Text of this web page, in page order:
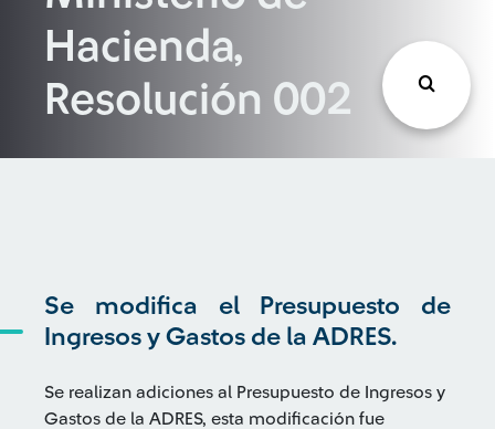
Buscar
Hacienda,
Resolución 002
Se modifica el Presupuesto de
Ingresos y Gastos de la ADRES.
Se realizan adiciones al Presupuesto de Ingresos y
Gastos de la ADRES, esta modificación fue